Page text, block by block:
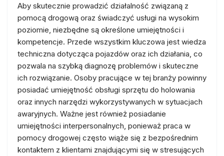
Aby skutecznie prowadzić działalność związaną z
pomocą drogową oraz świadczyć usługi na wysokim
poziomie, niezbędne są określone umiejętności i
kompetencje. Przede wszystkim kluczowa jest wiedza
techniczna dotycząca pojazdów oraz ich działania, co
pozwala na szybką diagnozę problemów i skuteczne
ich rozwiązanie. Osoby pracujące w tej branży powinny
posiadać umiejętność obsługi sprzętu do holowania
oraz innych narzędzi wykorzystywanych w sytuacjach
awaryjnych. Ważne jest również posiadanie
umiejętności interpersonalnych, ponieważ praca w
pomocy drogowej często wiąże się z bezpośrednim
kontaktem z klientami znajdującymi się w stresujących